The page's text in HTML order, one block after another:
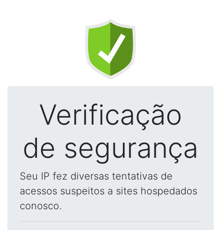
Verificação
de segurança
Seu IP fez diversas tentativas de
acessos suspeitos a sites hospedados
conosco.